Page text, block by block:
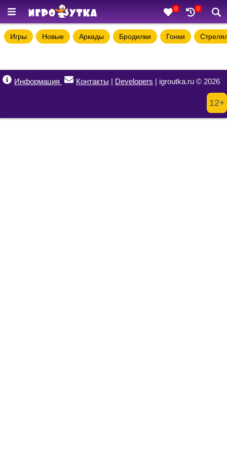
0 0
Игры Новые Аркады Бродилки Гонки
Информация Контакты | Developers | igroutka.ru © 2026
12+